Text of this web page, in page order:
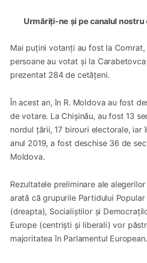
Urmăriți-ne și pe canalul
Mai puțini votanți au fost la Comrat,
persoane au votat și la
prezentat 284 de cetățeni.
În acest an, în R. Moldova au fost
de votare. La Chișinău, au fost 13
nordul țării, 17 birouri electorale, iar
anul 2019, a fost deschise 36 de
Moldova.
Rezultatele preliminare ale
arată că grupurile Partidului Popular
(dreapta), Socialiștilor și
Europe (centriști și liberali) vor
majoritatea în Parlamentul European.